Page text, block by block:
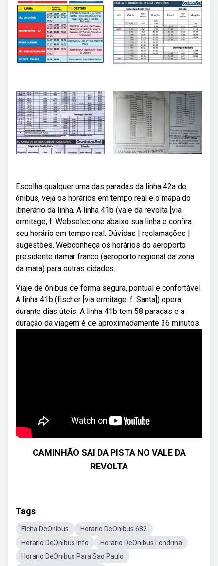
Escolha qualquer uma das paradas da linha 42a de
ônibus, veja os horários em tempo real e o mapa do
itinerário da linha. A linha 41b (vale da revolta [via
ermitage, f. Webselecione abaixo sua linha e confira
seu horário em tempo real. Dúvidas | reclamações |
sugestões. Webconheça os horários do aeroporto
presidente itamar franco (aeroporto regional da zona
da mata) para outras cidades.
Viaje de ônibus de forma segura, pontual e confortável.
A linha 41b (fischer [via ermitage, f. Santa]) opera
durante dias úteis. A linha 41b tem 58 paradas e a
duração da viagem é de aproximadamente 36 minutos.
CAMINHÃO SAI DA PISTA NO VALE DA
REVOLTA
Tags
Ficha DeOnibus
Horario DeOnibus 682
Horario DeOnibus Info
Horario DeOnibus Londrina
Horario DeOnibus Para Sao Paulo